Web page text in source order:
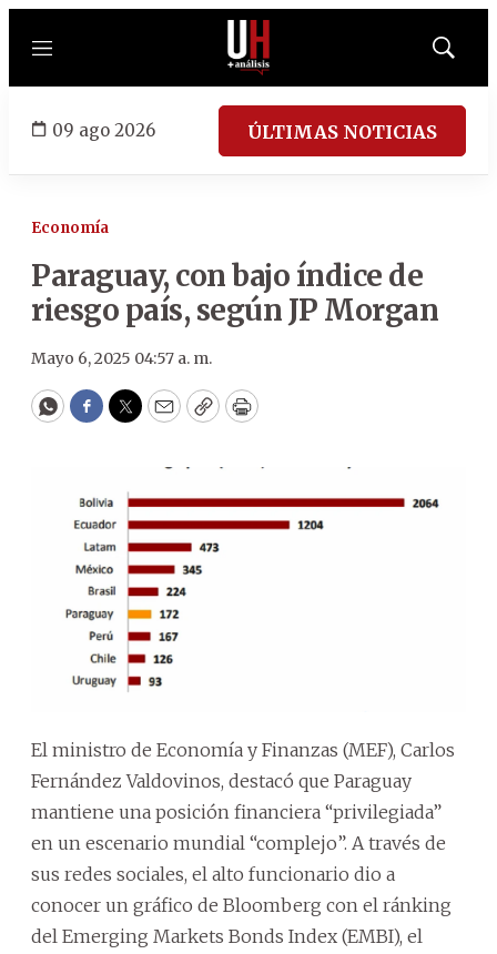
Menú
Mostrar
09 ago 2026 ÚLTIMAS NOTICIAS
Economía
Paraguay, con bajo índice de
riesgo país, según JP Morgan
Mayo 6, 2025 04:57 a. m.
WhatsApp
Facebook
Twitter
EmailCopyPrint
El ministro de Economía y Finanzas (MEF), Carlos
Fernández Valdovinos, destacó que Paraguay
mantiene una posición financiera “privilegiada”
en un escenario mundial “complejo”. A través de
sus redes sociales, el alto funcionario dio a
conocer un gráfico de Bloomberg con el ránking
del Emerging Markets Bonds Index (EMBI), el